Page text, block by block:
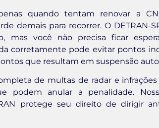
quando tentam renovar a
demais para recorrer. O DETRAN-
mas você não precisa ficar
corretamente pode evitar pontos
que resultam em suspensão
de multas de radar e
podem anular a penalidade.
protege seu direito de dirigir